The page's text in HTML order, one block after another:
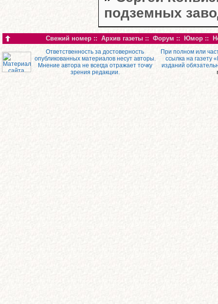
подземных
Свежий номер :: Архив газеты :: Форум :: Юмор ::
Ответственность за достоверность
опубликованных материалов несут авторы.
Мнение автора не всегда отражает точку
зрения редакции.
При полном или
ссылка на газету
изданий